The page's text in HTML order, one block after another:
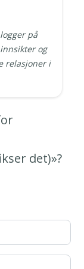
på
og
relasjoner i
det)»?